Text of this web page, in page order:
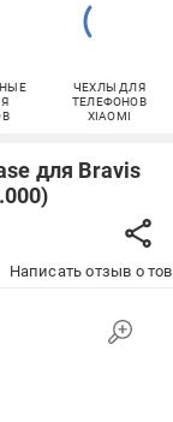
ЧЕХЛЫ ДЛЯ
ТЕЛЕФОНОВ
XIAOMI
для Bravis
Написать отзыв о